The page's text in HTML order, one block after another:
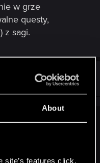
About
features click.
w grze
questy,
z sagi.
#192
Mar 8, 2014